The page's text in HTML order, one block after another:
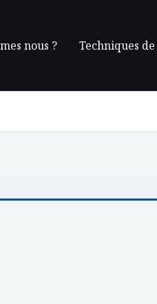
nous ? Techniques